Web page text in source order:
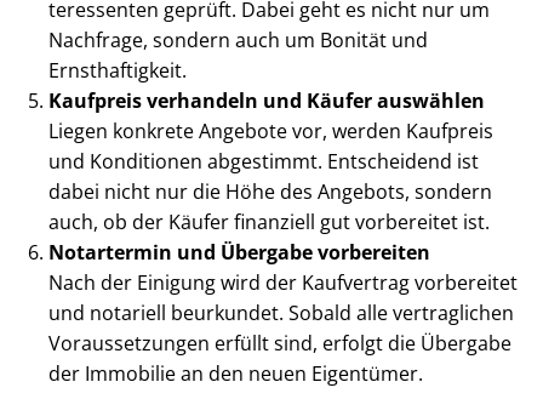
ter­es­sen­ten geprüft. Dabei geht es nicht nur um
Nachfrage, sondern auch um Bonität und
Ernsthaftigkeit.
Kaufpreis verhandeln und Käufer auswählen
Liegen konkrete Angebote vor, werden Kaufpreis
und Konditionen abgestimmt. Entscheidend ist
dabei nicht nur die Höhe des Angebots, sondern
auch, ob der Käufer finanziell gut vorbereitet ist.
Notartermin und Übergabe vorbereiten
Nach der Einigung wird der Kaufvertrag vorbereitet
und notariell beurkundet. Sobald alle vertraglichen
Voraussetzungen erfüllt sind, erfolgt die Übergabe
der Immobilie an den neuen Eigentümer.